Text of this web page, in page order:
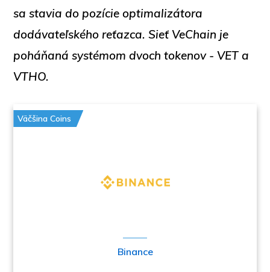
sa stavia do pozície optimalizátora
dodávateľského reťazca. Sieť VeChain je
poháňaná systémom dvoch tokenov - VET a
VTHO.
Väčšina Coins
Binance